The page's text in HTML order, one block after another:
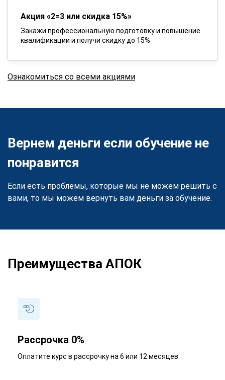
Акция «2=3 или скидка 15%»
Закажи профессиональную подготовку и повышение
квалификации и получи скидку до 15%
Ознакомиться со всеми акциями
Вернем деньги если обучение не
понравится
Если есть проблемы, которые мы не можем решить с
вами, то мы можем вернуть вам деньги за обучение.
Преимущества АПОК
Рассрочка 0%
Оплатите курс в рассрочку на 6 или 12 месяцев